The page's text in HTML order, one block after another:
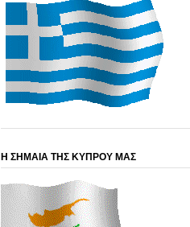
Η ΣΗΜΑΙΑ ΤΗΣ ΚΥΠΡΟΥ ΜΑΣ